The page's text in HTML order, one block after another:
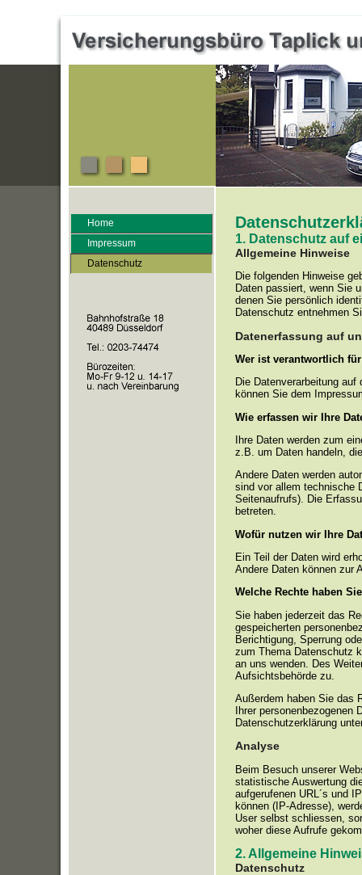
Home
Impressum
Datenschutz
1. Datenschutz auf
Allgemeine Hinweise
Die folgenden Hinweise
Daten passiert, wenn Sie
denen Sie persönlich
Datenschutz entnehmen
Datenerfassung auf
Wer ist verantwortlich
Die Datenverarbeitung
können Sie dem
Wie erfassen wir Ihre
Ihre Daten werden zum
z.B. um Daten handeln,
Andere Daten werden
sind vor allem technische
Seitenaufrufs). Die
betreten.
Wofür nutzen wir Ihre
Ein Teil der Daten wird
Andere Daten können zur
Welche Rechte haben
Sie haben jederzeit das
gespeicherten
Berichtigung, Sperrung
zum Thema Datenschutz
an uns wenden. Des
Aufsichtsbehörde zu.
Außerdem haben Sie das
Ihrer
Datenschutzerklärung
Analyse
Beim Besuch unserer
statistische Auswertung
aufgerufenen URL´s und
können (IP-Adresse),
User selbst schliessen,
woher diese Aufrufe
2. Allgemeine
Datenschutz